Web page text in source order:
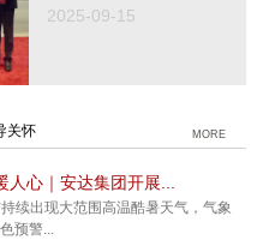
2025-09-15
关怀 MORE
人心｜安达集团开展...
续出现大范围高温酷暑天气，气象
预警...